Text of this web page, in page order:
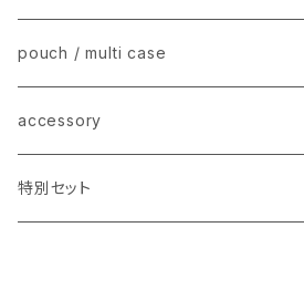
fur pouch/ pochette − ファーポーチ
animal mini brooch − アニマルブローチ
mini wallet −ミニウォレット / 名刺入れ
flat card case − フラットカードケース
pouch / multi case
stripe mini case − ストライプミニケース
accessory
earring − イヤリング / ピアス
特別セット